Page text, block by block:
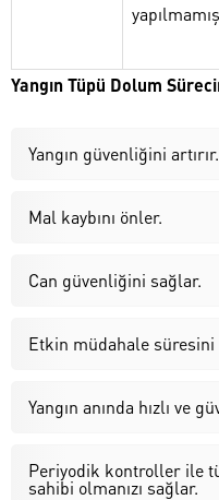
Yangın Tüpü Dolum
Yangın güvenliğini artırır.
Mal kaybını önler.
Can güvenliğini sağlar.
Etkin müdahale süresini
Yangın anında hızlı ve
Periyodik kontroller ile
sahibi olmanızı sağlar.